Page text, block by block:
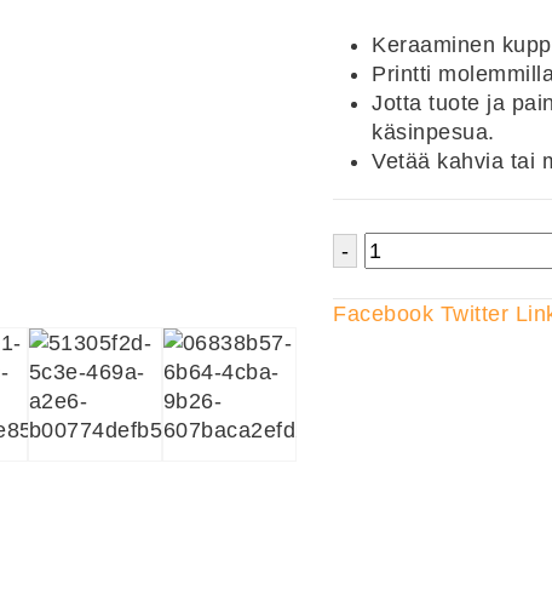
Keraaminen
Printti
Jotta tuote ja
käsinpesua.
Vetää kahvia tai
-
Facebook Twitter